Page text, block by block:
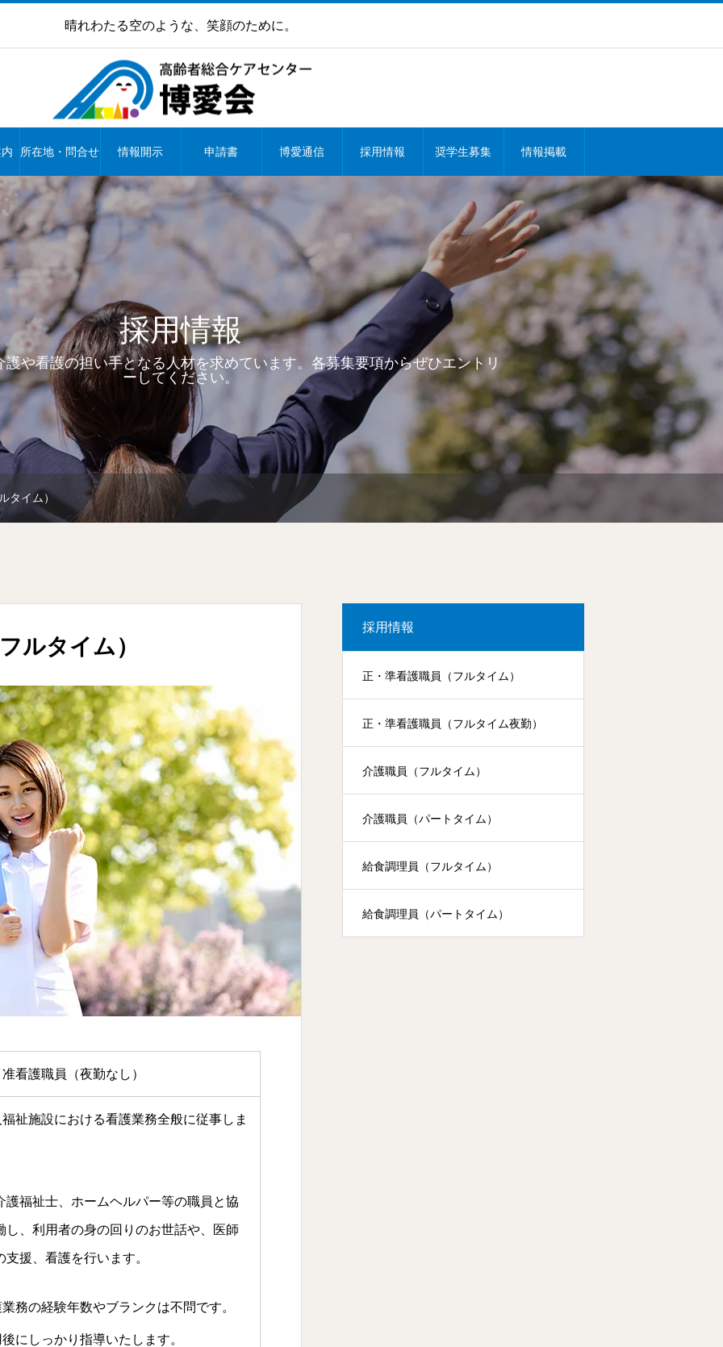
晴れわたる空のような、笑顔のために。
所在地・問合せ 情報開示 申請書 博愛通信 採用情報 奨学生募集 情報掲載
採用情報
や看護の担い手となる人材を求めています。各募集要項からぜひエントリ
ーしてください。
タイム）
ルタイム）
看護職員（夜勤なし）
祉施設における看護業務全般に従事しま
護福祉士、ホームヘルパー等の職員と協
し、利用者の身の回りのお世話や、医師
支援、看護を行います。
務の経験年数やブランクは不問です。
にしっかり指導いたします。
採用情報
正・準看護職員（フルタイム）
正・準看護職員（フルタイム夜勤）
介護職員（フルタイム）
介護職員（パートタイム）
給食調理員（フルタイム）
給食調理員（パートタイム）